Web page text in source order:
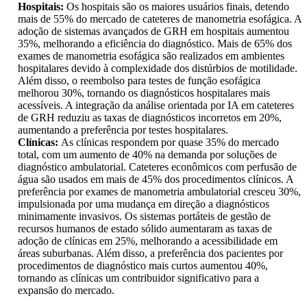
Hospitais: Os hospitais são os maiores usuários finais, detendo
mais de 55% do mercado de cateteres de manometria esofágica. A
adoção de sistemas avançados de GRH em hospitais aumentou
35%, melhorando a eficiência do diagnóstico. Mais de 65% dos
exames de manometria esofágica são realizados em ambientes
hospitalares devido à complexidade dos distúrbios de motilidade.
Além disso, o reembolso para testes de função esofágica
melhorou 30%, tornando os diagnósticos hospitalares mais
acessíveis. A integração da análise orientada por IA em cateteres
de GRH reduziu as taxas de diagnósticos incorretos em 20%,
aumentando a preferência por testes hospitalares.
Clínicas: As clínicas respondem por quase 35% do mercado
total, com um aumento de 40% na demanda por soluções de
diagnóstico ambulatorial. Cateteres econômicos com perfusão de
água são usados ​​em mais de 45% dos procedimentos clínicos. A
preferência por exames de manometria ambulatorial cresceu 30%,
impulsionada por uma mudança em direção a diagnósticos
minimamente invasivos. Os sistemas portáteis de gestão de
recursos humanos de estado sólido aumentaram as taxas de
adoção de clínicas em 25%, melhorando a acessibilidade em
áreas suburbanas. Além disso, a preferência dos pacientes por
procedimentos de diagnóstico mais curtos aumentou 40%,
tornando as clínicas um contribuidor significativo para a
expansão do mercado.